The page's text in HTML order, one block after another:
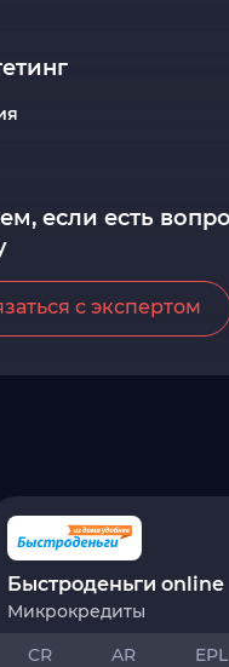
если есть
с экспертом
Быстроденьги online
Микрокредиты
CR
AR
EPL